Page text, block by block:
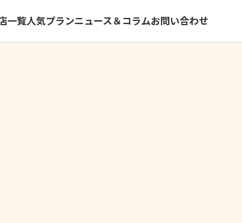
一覧人気プランニュース＆コラムお問い合わせ